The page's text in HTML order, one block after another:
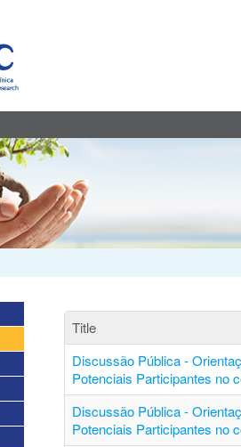
Title
Discussão Pública -
Potenciais Participantes no
Discussão Pública -
Potenciais Participantes no